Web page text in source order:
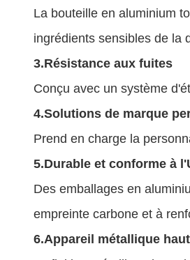
La bouteille en aluminium
ingrédients sensibles de la
3.Résistance aux fuites
Conçu avec un système
4.Solutions de marque
Prend en charge la
5.Durable et conforme à
Des emballages en
empreinte carbone et à
6.Appareil métallique